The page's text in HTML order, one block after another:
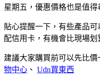
星期五，優惠價格也是值得
貼心提醒一下，有些產品
配信用卡，有機會比現場划
建議大家購買前可以先比價
物中心 、 Udn買東西